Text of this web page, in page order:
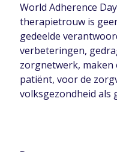
World Adherence
therapietrouw is
gedeelde
verbeteringen,
zorgnetwerk, maken
patiënt, voor de
volksgezondheid als